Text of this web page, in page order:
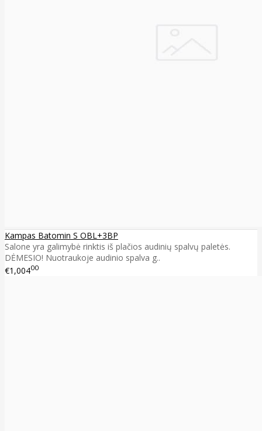
Kampas Batomin S OBL+3BP
Salone yra galimybė rinktis iš plačios audinių spalvų paletės.
DĖMESIO! Nuotraukoje audinio spalva g..
€1,00400